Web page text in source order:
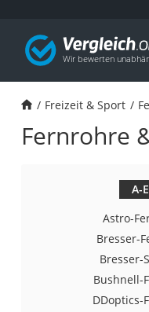
Freizeit & Sport
Fernrohre
A-E
Astro-
Bresser-
Bresser-
Bushnell-
DDoptics-